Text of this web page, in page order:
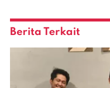
Berita Terkait